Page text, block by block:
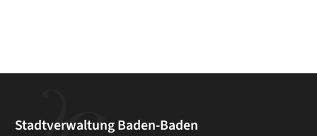
Stadtverwaltung Baden-Baden